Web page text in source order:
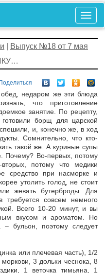
Выпуск №18 от 7 мая
Поделиться
недаром же эти блюда
что приготовление
занятие. По рецепту,
борщ для царской
и, конечно же, в ход
Сомнительно, что кто-
такой же. А куриные супы
Почему? Во-первых, потому
потому что медики
средство при насморке и
утолить голод, не стоит
жевать бутерброды. Для
требуется совсем немного
Всего 10-20 минут, и вы
вкусом и ароматом. Но
– бульон, поэтому следует
или плечевая часть), 1/2
3 дольки чеснока, 8
1 веточка тимьяна, 1